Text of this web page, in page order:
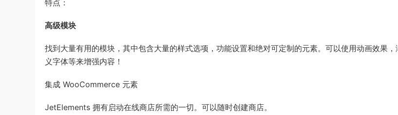
特点：
高级模块
找到大量有用的模块，其中包含大量的样式选项，功能设置和绝对可定制的元素。可以使用动画效果，
义字体等来增强内容！
集成 WooCommerce 元素
JetElements 拥有启动在线商店所需的一切。可以随时创建商店。